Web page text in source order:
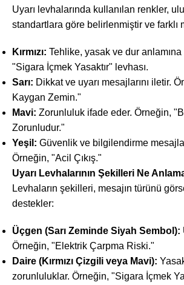
Uyarı levhalarında kullanılan renkler,
standartlara göre belirlenmiştir ve farklı
Kırmızı: Tehlike, yasak ve dur
"Sigara İçmek Yasaktır" levhası.
Sarı: Dikkat ve uyarı mesajlarını iletir.
Kaygan Zemin."
Mavi: Zorunluluk ifade eder. Örneğin,
Zorunludur."
Yeşil: Güvenlik ve bilgilendirme
Örneğin, "Acil Çıkış."
Uyarı Levhalarının Şekilleri Ne
Levhaların şekilleri, mesajın türünü
destekler:
Üçgen (Sarı Zeminde Siyah Sembol):
Örneğin, "Elektrik Çarpma Riski."
Daire (Kırmızı Çizgili veya Mavi):
zorunluluklar. Örneğin, "Sigara İçmek